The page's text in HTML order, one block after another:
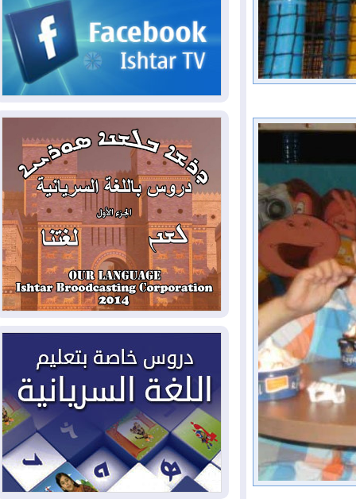
2026-08-06مئات القاصرين بلا مأوى.. أزمة
سبتة تتصاعد وتضغط على مدريد
لمدة عام.. بدء توريد 100
مليون قدم مكعب يومياً من غاز كورمور في
إقليم كوردستان إلى وزارة الكهرباء العراقية
2026-08-05
15كارثة بيئية ومناخية ترسم
ملامح أخطر التحديات التي تواجه العراق
اليوم
2026-08-05
حرائق فرنسا.. توقيف 402
شخص بينهم 156 قاصرا منذ بداية موسم
الحرائق
2026-08-04سومو: إنتاج النفط في إقليم
كوردستان انخفض إلى أقل من 10%
ملفات حقبة الكاظمي تعود إلى
الواجهة.. أنباء عن مراجعات قضائية
وتحقيقات أوسع في قضايا فساد
2026-08-04بيترو يشكو تزوير الانتخابات
الرئاسية ويحذر من "حرب أهلية" في
كولومبيا
2026-08-03رئيس إقليم كوردستان في